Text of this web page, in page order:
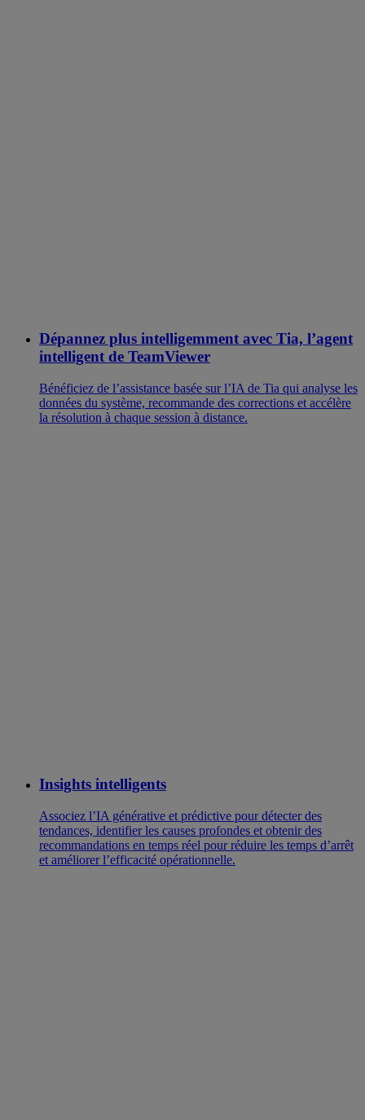
Dépannez plus intelligemment avec Tia, l’agent
intelligent de TeamViewer
Bénéficiez de l’assistance basée sur l’IA de Tia qui analyse les
données du système, recommande des corrections et accélère
la résolution à chaque session à distance.
Insights intelligents
Associez l’IA générative et prédictive pour détecter des
tendances, identifier les causes profondes et obtenir des
recommandations en temps réel pour réduire les temps d’arrêt
et améliorer l’efficacité opérationnelle.